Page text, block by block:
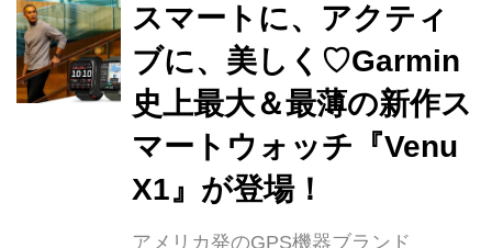
スマートに、アクティ
ブに、美しく♡Garmin
史上最大＆最薄の新作ス
マートウォッチ『Venu
X1』が登場！
アメリカ発のGPS機器ブランド